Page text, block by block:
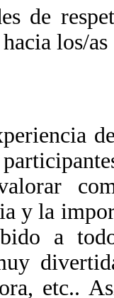
de
los/as
y la
a
etc..